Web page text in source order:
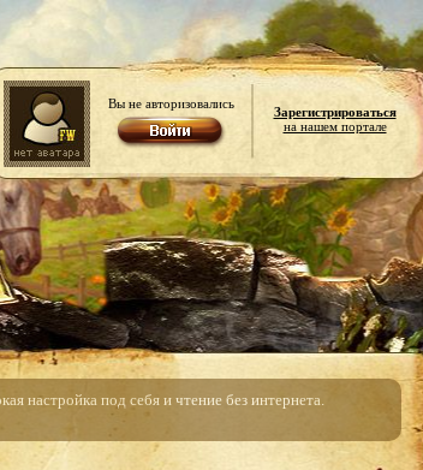
Вы не авторизовались
Зарегистрироваться
на нашем портале
настройка под себя и чтение без интернета.